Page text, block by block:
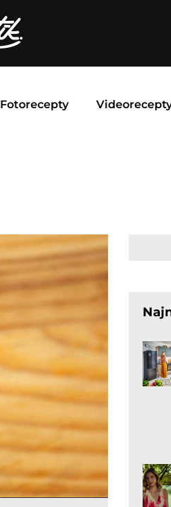
Fotorecepty